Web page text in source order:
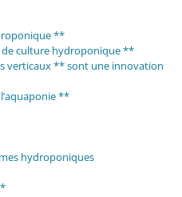
**
de culture hydroponique **
verticaux ** sont une innovation
**
hydroponiques